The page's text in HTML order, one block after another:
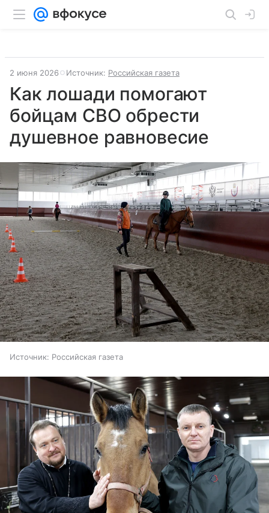
2 июня 2026 Источник: Российская газета
Как лошади помогают
бойцам СВО обрести
душевное равновесие
Источник: Российская газета